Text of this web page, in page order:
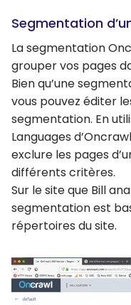
Segmentation
La segmentation
grouper vos pages
Bien qu’une
vous pouvez éditer
segmentation. En
Languages
exclure les pages
différents critères.
Sur le site que Bill
segmentation est
répertoires du site.